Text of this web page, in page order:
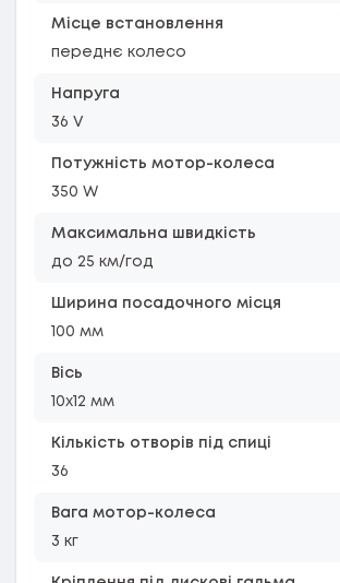
Місце встановлення
переднє колесо
Напруга
36 V
Потужність мотор-колеса
350 W
Максимальна швидкість
до 25 км/год
Ширина посадочного місця
100 мм
Вісь
10х12 мм
Кількість отворів під спиці
36
Вага мотор-колеса
3 кг